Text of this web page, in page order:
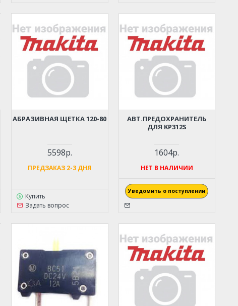
АБРАЗИВНАЯ ЩЕТКА 120-80
5598р.
ПРЕДЗАКАЗ 2-3 ДНЯ
Купить
Задать вопрос
АВТ.ПРЕДОХРАНИТЕЛЬ
ДЛЯ KP312S
1604р.
НЕТ В НАЛИЧИИ
Уведомить о поступлении